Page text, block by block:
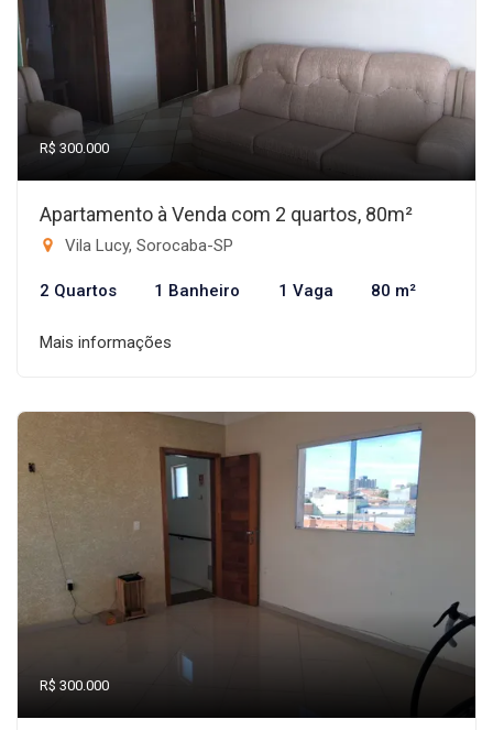
R$ 300.000
Apartamento à Venda com 2 quartos, 80m²
Vila Lucy, Sorocaba-SP
2 Quartos 1 Banheiro 1 Vaga 80 m²
Mais informações
R$ 300.000